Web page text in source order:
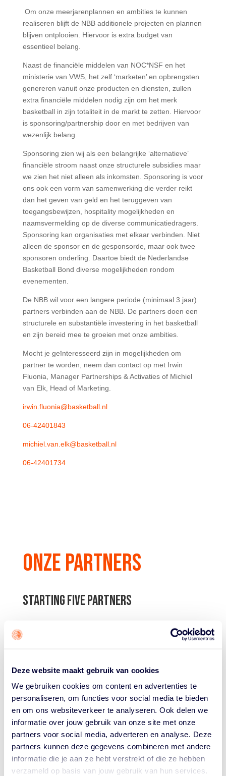
Deze website maakt gebruik van cookies
We gebruiken cookies om content en advertenties te
personaliseren, om functies voor social media te bieden
en om ons websiteverkeer te analyseren. Ook delen we
informatie over jouw gebruik van onze site met onze
partners voor social media, adverteren en analyse. Deze
partners kunnen deze gegevens combineren met andere
informatie die je aan ze hebt verstrekt of die ze hebben
verzameld op basis van jouw gebruik van hun services.
Om onze meerjarenplannen en ambities te kunnen
realiseren blijft de NBB additionele projecten en plannen
blijven ontplooien. Hiervoor is extra budget van
essentieel belang.
Naast de financiële middelen van NOC*NSF en het
ministerie van VWS, het zelf ‘marketen’ en opbrengsten
genereren vanuit onze producten en diensten, zullen
extra financiële middelen nodig zijn om het merk
basketball in zijn totaliteit in de markt te zetten. Hiervoor
is sponsoring/partnership door en met bedrijven van
wezenlijk belang.
Sponsoring zien wij als een belangrijke ‘alternatieve’
financiële stroom naast onze structurele subsidies maar
we zien het niet alleen als inkomsten. Sponsoring is voor
ons ook een vorm van samenwerking die verder reikt
dan het geven van geld en het teruggeven van
toegangsbewijzen, hospitality mogelijkheden en
naamsvermelding op de diverse communicatiedragers.
Sponsoring kan organisaties met elkaar verbinden. Niet
alleen de sponsor en de gesponsorde, maar ook twee
sponsoren onderling. Daartoe biedt de Nederlandse
Basketball Bond diverse mogelijkheden rondom
evenementen.
De NBB wil voor een langere periode (minimaal 3 jaar)
partners verbinden aan de NBB. De partners doen een
structurele en substantiële investering in het basketball
en zijn bereid mee te groeien met onze ambities.
Mocht je geïnteresseerd zijn in mogelijkheden om
partner te worden, neem dan contact op met Irwin
Fluonia, Manager Partnerships & Activaties of Michiel
van Elk, Head of Marketing.
irwin.fluonia@basketball.nl
06-42401843
michiel.van.elk@basketball.nl
06-42401734
ONZE PARTNERS
STARTING FIVE PARTNERS
PARTNERS